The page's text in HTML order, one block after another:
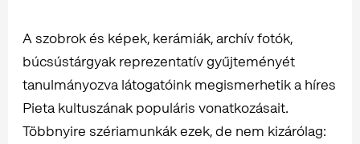
A szobrok és képek, kerámiák, archív fotók,
búcsústárgyak reprezentatív gyűjteményét
tanulmányozva látogatóink megismerhetik a híres
Pieta kultuszának populáris vonatkozásait.
Többnyire szériamunkák ezek, de nem kizárólag: